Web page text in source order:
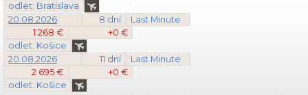
odlet: Bratislava
20.08.2026
8 dní
Last Minute
1 268 €
+0 €
odlet: Košice
20.08.2026
11 dní
Last Minute
2 695 €
+0 €
odlet: Košice